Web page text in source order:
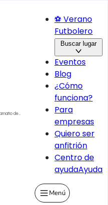
de
⚽ Verano
Futbolero
Buscar lugar
Eventos
Blog
¿Cómo
funciona?
Para
empresas
Quiero ser
anfitrión
Centro de
ayudaAyuda
Menú